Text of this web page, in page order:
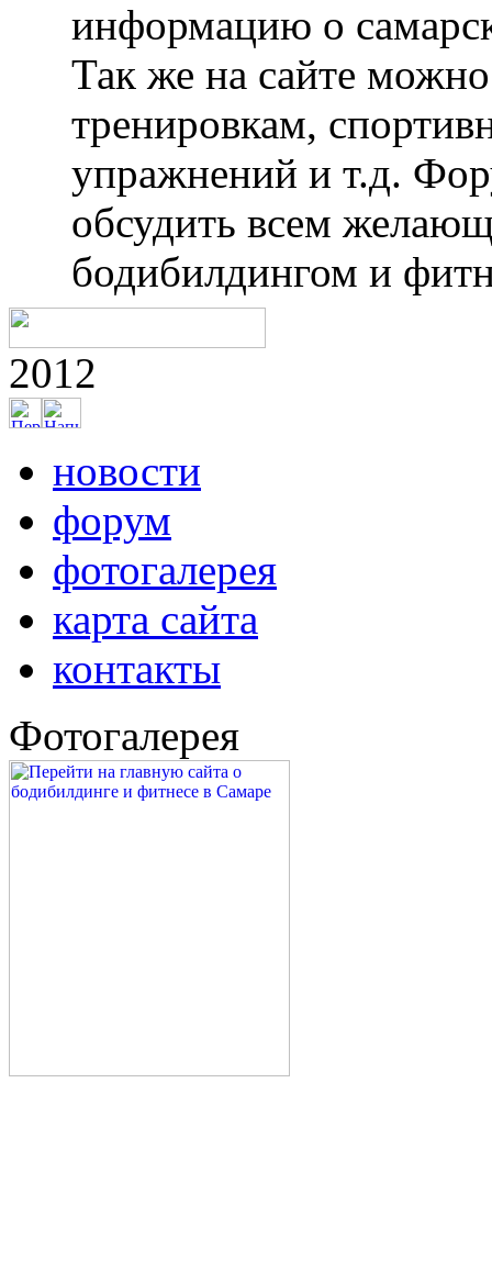
информацию о
Так же на сайте
тренировкам,
упражнений и т.д.
обсудить всем
бодибилдингом и
2012
новости
форум
фотогалерея
карта сайта
контакты
Фотогалерея